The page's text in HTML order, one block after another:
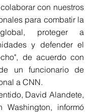
con nuestros
para combatir la
proteger a
y defender el
de acuerdo con
un funcionario de
a CNN.
David Alandete,
Washington, informó